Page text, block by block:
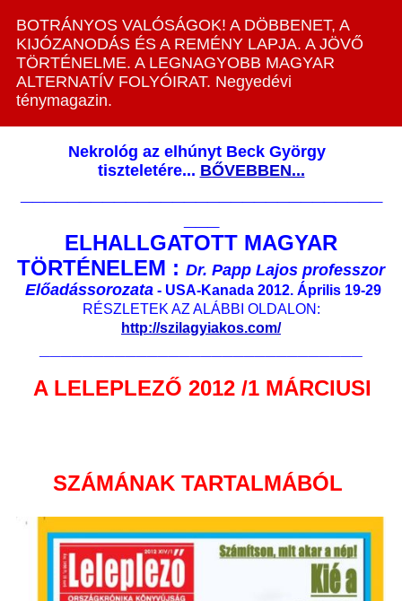
BOTRÁNYOS VALÓSÁGOK! A DÖBBENET, A
KIJÓZANODÁS ÉS A REMÉNY LAPJA. A JÖVŐ
TÖRTÉNELME. A LEGNAGYOBB MAGYAR
ALTERNATÍV FOLYÓIRAT. Negyedévi
ténymagazin.
Nekrológ az elhúnyt Beck György
tiszteletére... BŐVEBBEN...
ELHALLGATOTT MAGYAR
TÖRTÉNELEM : Dr. Papp Lajos professzor
Előadássorozata - USA-Kanada 2012. Április 19-29
RÉSZLETEK AZ ALÁBBI OLDALON:
http://szilagyiakos.com/
A LELEPLEZŐ 2012 /1 MÁRCIUSI
SZÁMÁNAK TARTALMÁBÓL